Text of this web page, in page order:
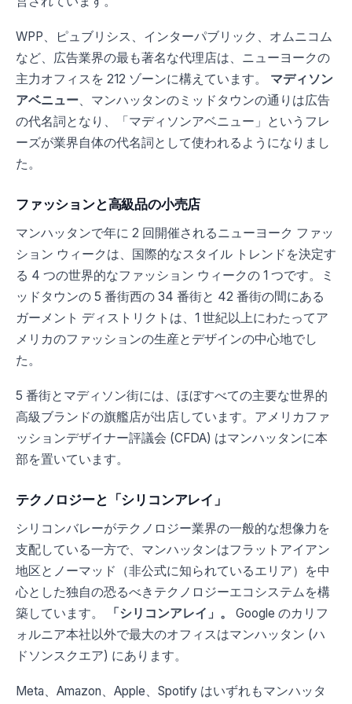
WPP、ピュブリシス、インターパブリック、オムニコム
など、広告業界の最も著名な代理店は、ニューヨークの
主力オフィスを 212 ゾーンに構えています。 マディソン
アベニュー、マンハッタンのミッドタウンの通りは広告
の代名詞となり、「マディソンアベニュー」というフレ
ーズが業界自体の代名詞として使われるようになりまし
た。
ファッションと高級品の小売店
マンハッタンで年に 2 回開催されるニューヨーク ファッ
ション ウィークは、国際的なスタイル トレンドを決定す
る 4 つの世界的なファッション ウィークの 1 つです。ミ
ッドタウンの 5 番街西の 34 番街と 42 番街の間にある
ガーメント ディストリクトは、1 世紀以上にわたってア
メリカのファッションの生産とデザインの中心地でし
た。
5 番街とマディソン街には、ほぼすべての主要な世界的
高級ブランドの旗艦店が出店しています。アメリカファ
ッションデザイナー評議会 (CFDA) はマンハッタンに本
部を置いています。
テクノロジーと「シリコンアレイ」
シリコンバレーがテクノロジー業界の一般的な想像力を
支配している一方で、マンハッタンはフラットアイアン
地区とノーマッド（非公式に知られているエリア）を中
心とした独自の恐るべきテクノロジーエコシステムを構
築しています。
「シリコンアレイ」。
Google のカリ​​フ
ォルニア本社以外で最大のオフィスはマンハッタン (ハ
ドソンスクエア) にあります。
Meta、Amazon、Apple、Spotify はいずれもマンハッタ